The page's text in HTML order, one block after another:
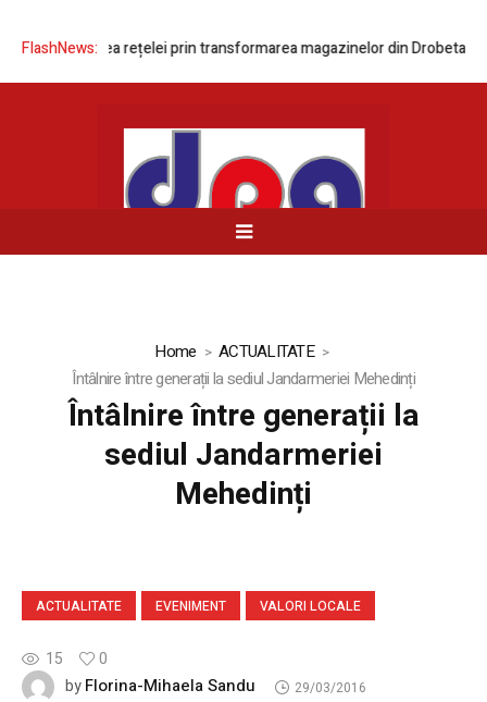
FlashNews:
modernizarea rețelei prin transformarea magazinelor din Drobeta-
Home
ACTUALITATE
Întâlnire între generații la sediul Jandarmeriei Mehedinți
Întâlnire între generații la
sediul Jandarmeriei
Mehedinți
ACTUALITATE EVENIMENT VALORI LOCALE
15
0
byFlorina-Mihaela Sandu 29/03/2016